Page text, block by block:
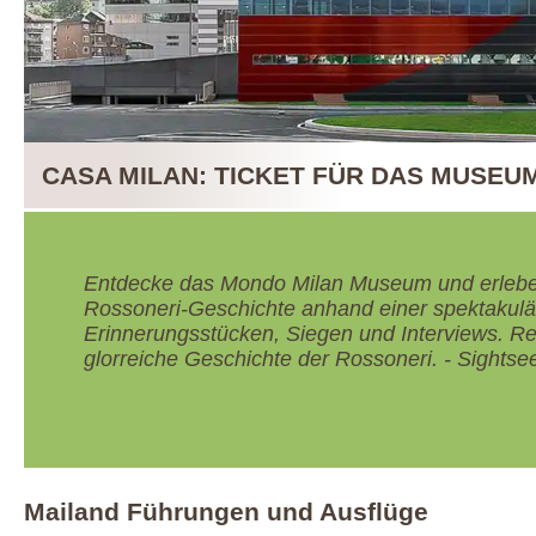
CASA MILAN: TICKET FÜR DAS
Entdecke das Mondo Milan Museum und
Rossoneri-Geschichte anhand einer
Erinnerungsstücken, Siegen und Interviews.
glorreiche Geschichte der Rossoneri. -
Mailand Führungen und Ausflüge